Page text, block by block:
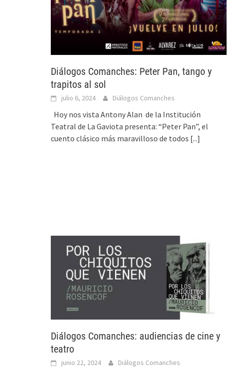
Diálogos Comanches: Peter Pan, tango y
trapitos al sol
julio 6, 2024 Diálogos Comanches
Hoy nos vista Antony Alan de la Institución
Teatral de La Gaviota presenta: “Peter Pan”, el
cuento clásico más maravilloso de todos [...]
Diálogos Comanches: audiencias de cine y
teatro
junio 22, 2024 Diálogos Comanches